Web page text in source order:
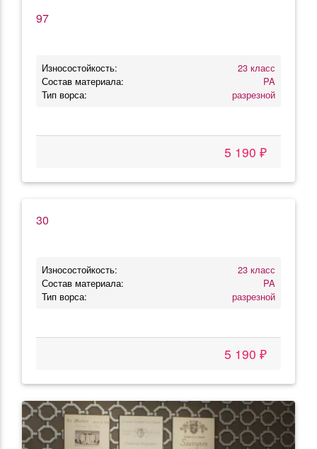
97
Износостойкость:
23 класс
Состав материала:
PA
Тип ворса:
разрезной
5 190 ₽
30
Износостойкость:
23 класс
Состав материала:
PA
Тип ворса:
разрезной
5 190 ₽